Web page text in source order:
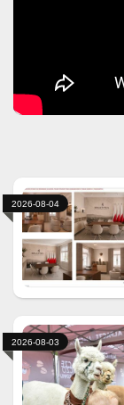
2026-08-04
2026-08-03